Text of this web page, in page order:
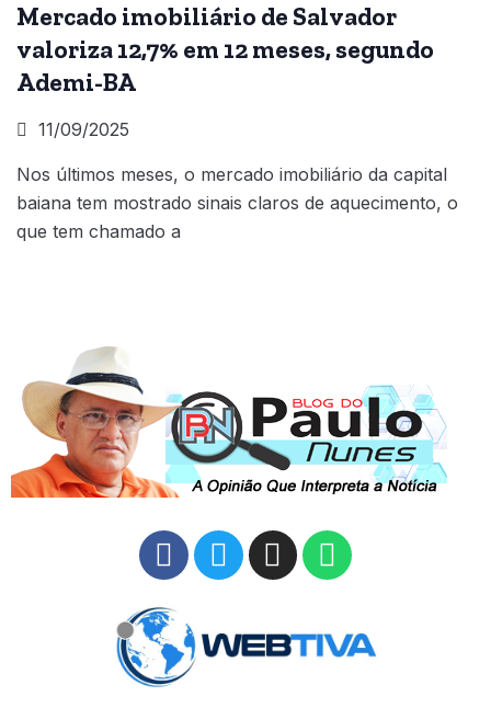
Mercado imobiliário de Salvador
valoriza 12,7% em 12 meses, segundo
Ademi-BA
11/09/2025
Nos últimos meses, o mercado imobiliário da capital
baiana tem mostrado sinais claros de aquecimento, o
que tem chamado a